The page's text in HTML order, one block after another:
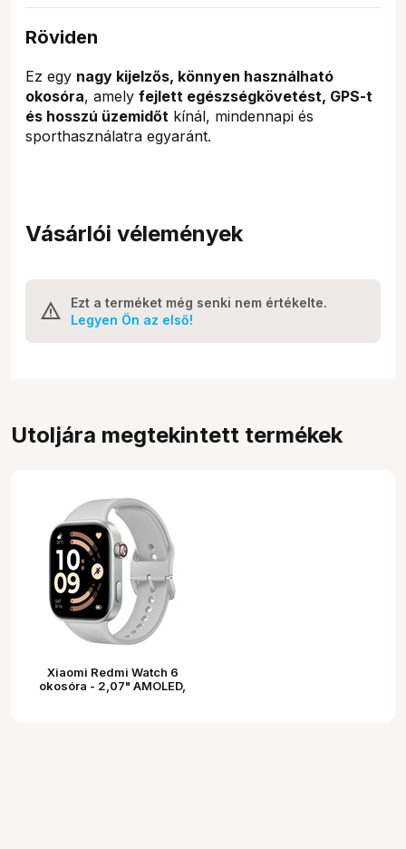
Röviden
Ez egy nagy kijelzős, könnyen használható
okosóra, amely fejlett egészségkövetést, GPS-t
és hosszú üzemidőt kínál, mindennapi és
sporthasználatra egyaránt.
Vásárlói vélemények
Ezt a terméket még senki nem értékelte.
Legyen Ön az első!
Utoljára megtekintett termékek
Xiaomi Redmi Watch 6
okosóra - 2,07" AMOLED,